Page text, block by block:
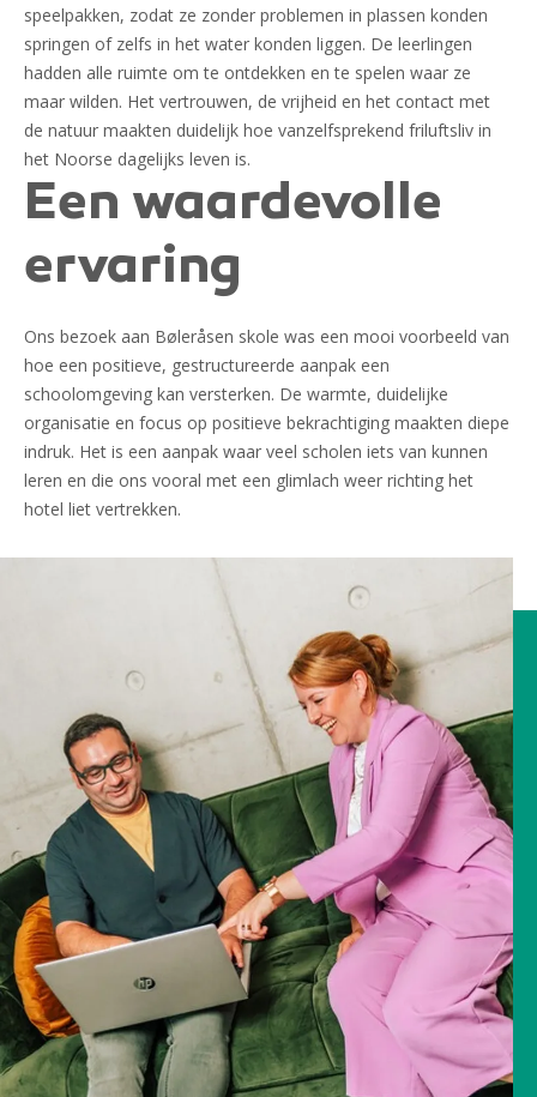
speelpakken, zodat ze zonder problemen in plassen konden
springen of zelfs in het water konden liggen. De leerlingen
hadden alle ruimte om te ontdekken en te spelen waar ze
maar wilden. Het vertrouwen, de vrijheid en het contact met
de natuur maakten duidelijk hoe vanzelfsprekend friluftsliv in
het Noorse dagelijks leven is.
Een waardevolle
ervaring
Ons bezoek aan Bøleråsen skole was een mooi voorbeeld van
hoe een positieve, gestructureerde aanpak een
schoolomgeving kan versterken. De warmte, duidelijke
organisatie en focus op positieve bekrachtiging maakten diepe
indruk. Het is een aanpak waar veel scholen iets van kunnen
leren en die ons vooral met een glimlach weer richting het
hotel liet vertrekken.